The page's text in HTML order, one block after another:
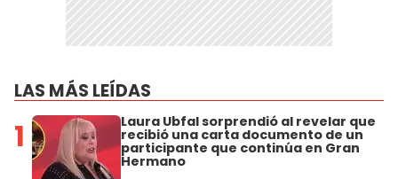
LAS MÁS LEÍDAS
1 Laura Ubfal sorprendió al revelar que
recibió una carta documento de un
participante que continúa en Gran
Hermano